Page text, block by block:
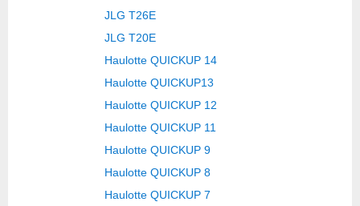
JLG T26E
JLG T20E
Haulotte QUICKUP 14
Haulotte QUICKUP13
Haulotte QUICKUP 12
Haulotte QUICKUP 11
Haulotte QUICKUP 9
Haulotte QUICKUP 8
Haulotte QUICKUP 7